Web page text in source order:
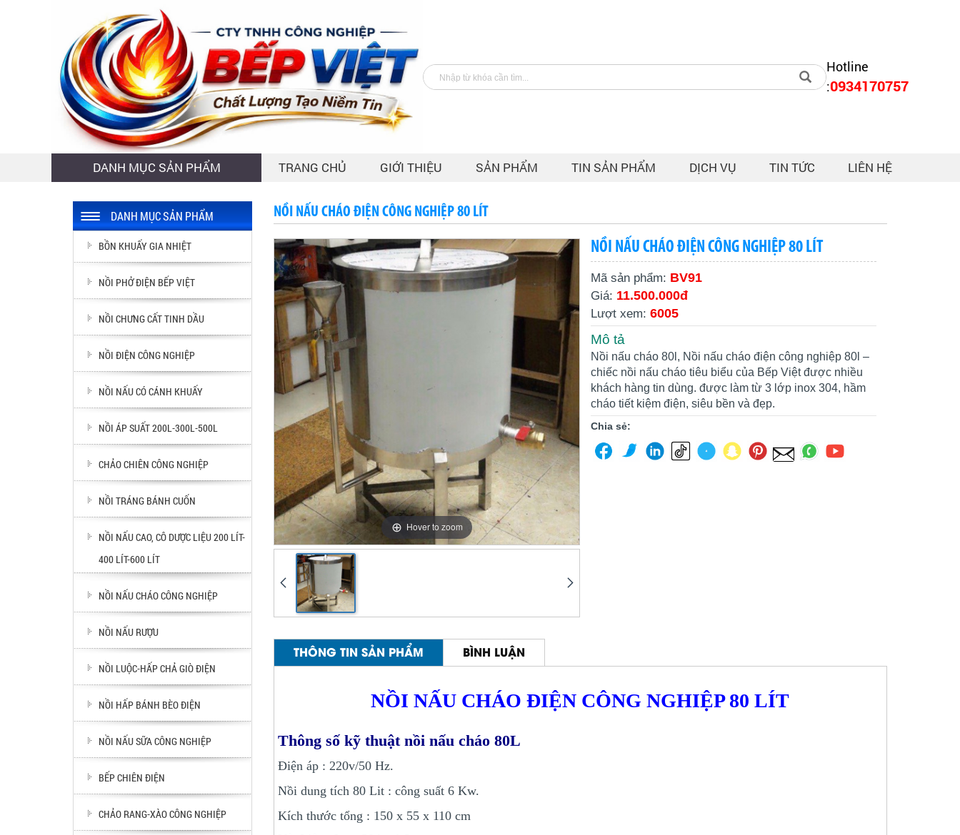
Hotline
:0934170757
DANH MỤC SẢN PHẨM TRANG CHỦ GIỚI THIỆU SẢN PHẨM TIN SẢN PHẨM DỊCH VỤ TIN TỨC LIÊN HỆ
DANH MỤC SẢN PHẨM
BỒN KHUẤY GIA NHIỆT
NỒI PHỞ ĐIỆN BẾP VIỆT
NỒI CHƯNG CẤT TINH DẦU
NỒI ĐIỆN CÔNG NGHIỆP
NỒI NẤU CÓ CÁNH KHUẤY
NỒI ÁP SUẤT 200L-300L-500L
CHẢO CHIÊN CÔNG NGHIỆP
NỒI TRÁNG BÁNH CUỐN
NỒI NẤU CAO, CÔ DƯỢC LIỆU 200 LÍT-
400 LÍT-600 LÍT
NỒI NẤU CHÁO CÔNG NGHIỆP
NỒI NẤU RƯỢU
NỒI LUỘC-HẤP CHẢ GIÒ ĐIỆN
NỒI HẤP BÁNH BÈO ĐIỆN
NỒI NẤU SỮA CÔNG NGHIỆP
BẾP CHIÊN ĐIỆN
CHẢO RANG-XÀO CÔNG NGHIỆP
NỒI NẤU CHÁO ĐIỆN CÔNG NGHIỆP 80 LÍT
Hover to zoom
NỒI NẤU CHÁO ĐIỆN CÔNG NGHIỆP 80 LÍT
Mã sản phẩm: BV91
Giá: 11.500.000đ
Lượt xem:6005
Mô tả
Nồi nấu cháo 80l, Nồi nấu cháo điện công nghiệp 80l –
chiếc nồi nấu cháo tiêu biểu của Bếp Việt được nhiều
khách hàng tin dùng. được làm từ 3 lớp inox 304, hầm
cháo tiết kiệm điện, siêu bền và đẹp.
Chia sẻ:
THÔNG TIN SẢN PHẨM BÌNH LUẬN
NỒI NẤU CHÁO ĐIỆN CÔNG NGHIỆP 80 LÍT
Thông số kỹ thuật nồi nấu cháo 80L
Điện áp : 220v/50 Hz.
Nồi dung tích 80 Lit : công suất 6 Kw.
Kích thước tổng : 150 x 55 x 110 cm